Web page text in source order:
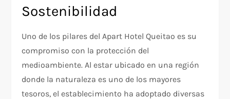
Sostenibilidad
Uno de los pilares del Apart Hotel Queitao es su
compromiso con la protección del
medioambiente. Al estar ubicado en una región
donde la naturaleza es uno de los mayores
tesoros, el establecimiento ha adoptado diversas